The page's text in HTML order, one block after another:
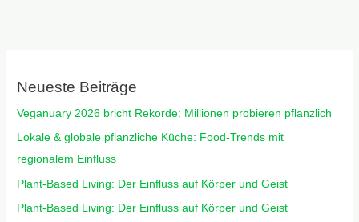
Neueste Beiträge
Veganuary 2026 bricht Rekorde: Millionen probieren pflanzlich
Lokale & globale pflanzliche Küche: Food-Trends mit
regionalem Einfluss
Plant-Based Living: Der Einfluss auf Körper und Geist
Plant-Based Living: Der Einfluss auf Körper und Geist